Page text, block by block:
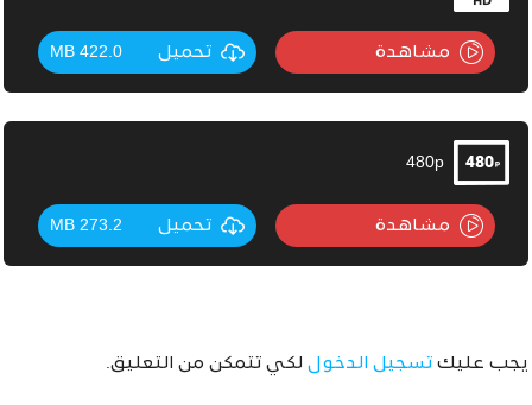
مشاهدة تحميل 422.0 MB
480p
مشاهدة تحميل 273.2 MB
يجب عليك تسجيل الدخول لكي تتمكن من التعليق.